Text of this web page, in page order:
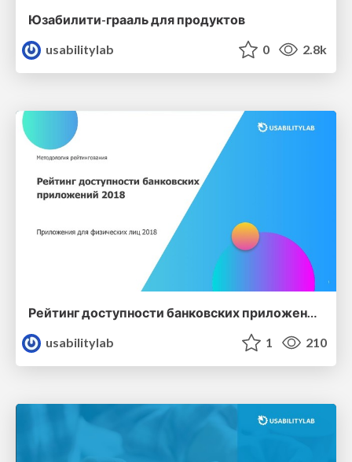
Юзабилити-грааль для продуктов
usabilitylab
0 2.8k
usabilitylab
1 210